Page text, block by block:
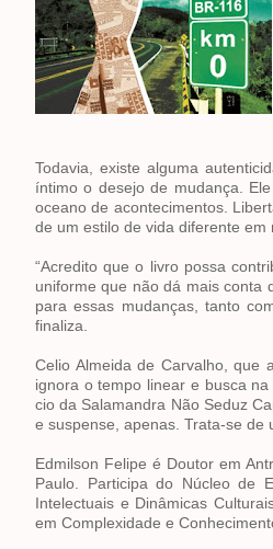
Todavia, existe alguma
íntimo o desejo de mudança.
oceano de acontecimentos.
de um estilo de vida diferente em
“Acredito que o livro possa
uniforme que não dá mais conta
para essas mudanças, tanto
finaliza.
Celio Almeida de Carvalho, que
ignora o tempo linear e busca
cio da Salamandra Não Seduz
e suspense, apenas. Trata-se de
Edmilson Felipe é Doutor em
Paulo. Participa do Núcleo de
Intelectuais e Dinâmicas
em Complexidade e